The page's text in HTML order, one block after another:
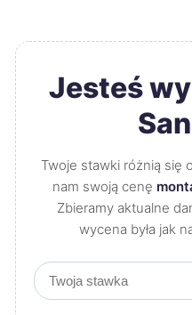
Jesteś
Twoje stawki różnią się
nam swoją cenę
Zbieramy aktualne
wycena była jak